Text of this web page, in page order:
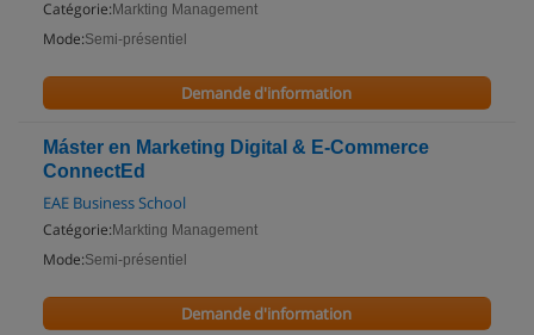
Catégorie: Markting Management
Mode:Semi-présentiel
Demande d'information
Máster en Marketing Digital & E-Commerce
ConnectEd
EAE Business School
Catégorie: Markting Management
Mode:Semi-présentiel
Demande d'information